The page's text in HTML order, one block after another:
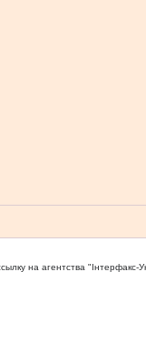
на агентства "Iнтерфакс-